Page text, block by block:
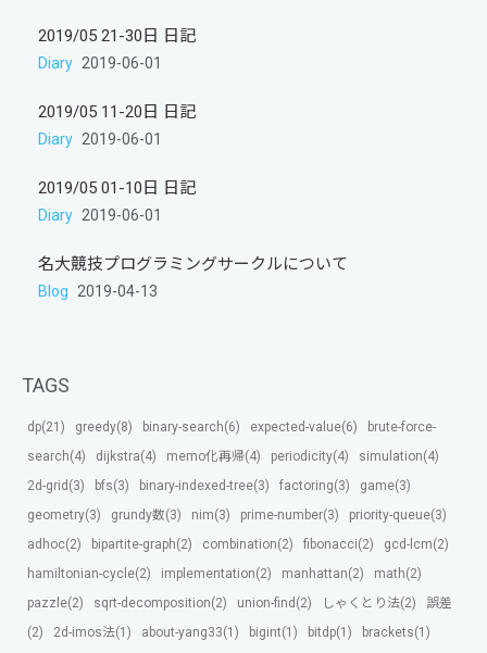
2019/05 21-30日 日記
Diary 2019-06-01
2019/05 11-20日 日記
Diary 2019-06-01
2019/05 01-10日 日記
Diary 2019-06-01
名大競技プログラミングサークルについて
Blog 2019-04-13
TAGS
dp(21) greedy(8) binary-search(6) expected-value(6)
brute-force-
search(4)
dijkstra(4) memo化再帰(4) periodicity(4)
simulation(4)
2d-grid(3)
bfs(3) binary-indexed-tree(3) factoring(3)
game(3)
geometry(3)
grundy数(3) nim(3) prime-number(3)
priority-queue(3)
adhoc(2)
bipartite-graph(2) combination(2) fibonacci(2)
gcd-lcm(2)
hamiltonian-cycle(2)
implementation(2) manhattan(2)
math(2)
pazzle(2)
sqrt-decomposition(2) union-find(2) しゃくとり法(2)
誤差
(2)
2d-imos法(1) about-yang33(1) bigint(1) bitdp(1)
brackets(1)